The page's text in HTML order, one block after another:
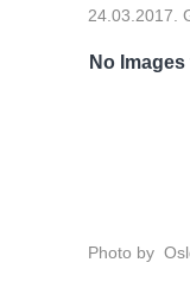
24.03.2017.
No
Photo by